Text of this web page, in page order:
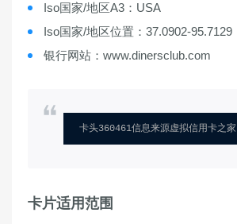
Iso国家/地区A3：USA
Iso国家/地区位置：37.0902-95.7129
银行网站：www.dinersclub.com
卡头360461信息来源虚拟信用卡之家
卡片适用范围